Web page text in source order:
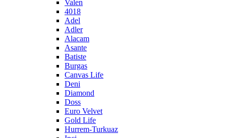
Valen
4018
Adel
Adler
Alacam
Asante
Batiste
Burgas
Canvas Life
Deni
Diamond
Doss
Euro Velvet
Gold Life
Hurrem-Turkuaz